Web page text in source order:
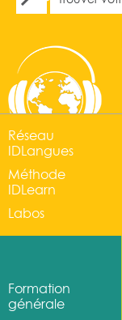
Réseau
IDLangues
Méthode
IDLearn
Labos
Formation
générale